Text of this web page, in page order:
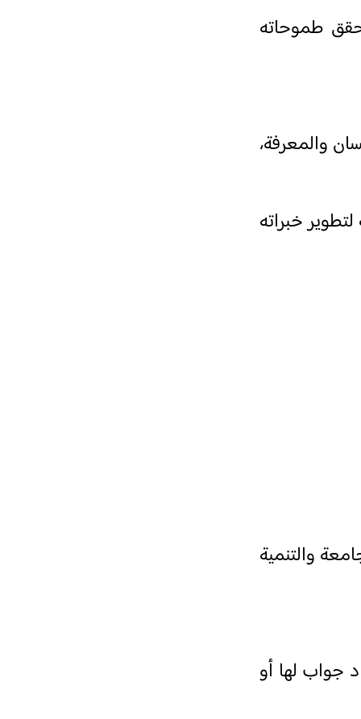
طموحاته
والمعرفة،
خبراته
– الجامعة والتنمية
جواب لها أو